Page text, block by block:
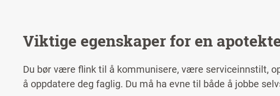
Viktige egenskaper for en
Du bør være flink til å kommunisere, være serviceinnstilt,
å oppdatere deg faglig. Du må ha evne til både å jobbe